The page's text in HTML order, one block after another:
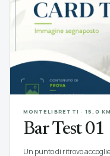
MONTELIBRETTI · 15,0 KM
Bar Test 01
Un punto di ritrovo